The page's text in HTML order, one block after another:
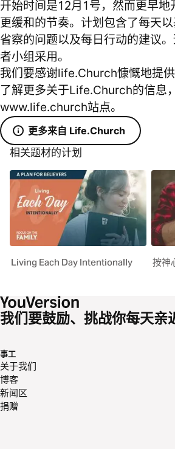
开始时间是12月1号，然而更早地
更缓和的节奏。计划包含了每天
省察的问题以及每日行动的建议
者小组采用。
我们要感谢life.Church慷慨地提
了解更多关于Life.Church的信息
www.life.church站点。
更多来自 Life.Church
相关题材的计划
Living Each Day Intentionally 按神
我们要鼓励、挑战你每天亲
事工
关于我们
博客
新闻区
捐赠